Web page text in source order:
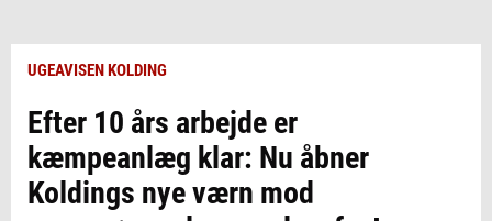
UGEAVISEN KOLDING
Efter 10 års arbejde er
kæmpeanlæg klar: Nu åbner
Koldings nye værn mod